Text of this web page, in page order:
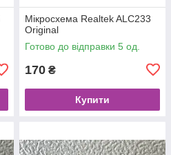
Мікросхема Realtek ALC233
Original
Готово до відправки 5 од.
170 ₴
Купити